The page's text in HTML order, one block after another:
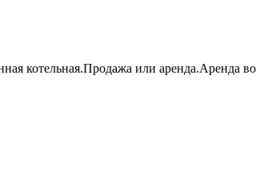
котельная.Продажа или аренда.Аренда